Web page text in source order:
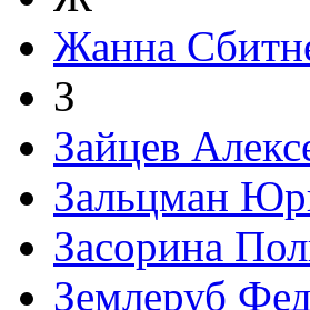
Жанна
З
Зайцев
Зальцман
Засорина
Землеруб